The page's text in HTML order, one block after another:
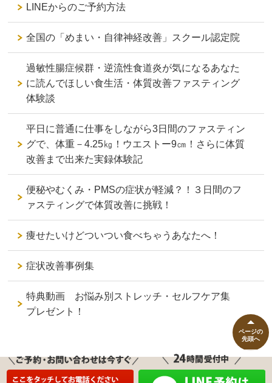
LINEからのご予約方法
全国の「めまい・自律神経改善」スクール認定院
過敏性腸症候群・逆流性食道炎が気になるあなた
に読んでほしい食生活・体質改善ファスティング
体験談
平日に普通に仕事をしながら3日間のファスティン
グで、体重－4.25㎏！ウエストー9㎝！さらに体質
改善まで出来た実録体験記
便秘やむくみ・PMSの症状が軽減？！３日間のフ
ァスティングで体質改善に挑戦！
痩せたいけどついつい食べちゃうあなたへ！
症状改善事例集
特典動画 お悩み別ストレッチ・セルフケア集
プレゼント！
ページの
先頭へ